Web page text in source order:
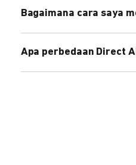
Bagaimana cara saya
Pelajari selengkapnyadi
Apa perbedaan Direct